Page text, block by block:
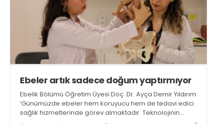
Ebeler artık sadece doğum yaptırmıyor
Ebelik Bölümü Öğretim Üyesi Doç. Dr. Ayça Demir Yıldırım
‘Günümüzde ebeler hem koruyucu hem de tedavi edici
sağlık hizmetlerinde görev almaktadır. Teknolojinin
gelişmesiyle birlikte uzaktan takip, mobil uygulamalar ve